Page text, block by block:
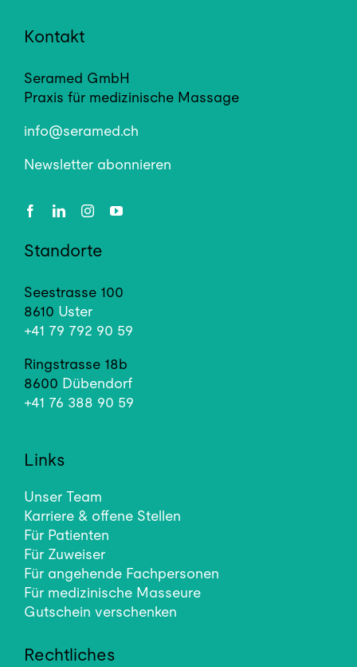
Kontakt
Seramed GmbH
Praxis für medizinische Massage
info@seramed.ch
Newsletter abonnieren
Standorte
Seestrasse 100
8610 Uster
+41 79 792 90 59
Ringstrasse 18b
8600 Dübendorf
+41 76 388 90 59
Links
Unser Team
Karriere & offene Stellen
Für Patienten
Für Zuweiser
Für angehende Fachpersonen
Für medizinische Masseure
Gutschein verschenken
Rechtliches